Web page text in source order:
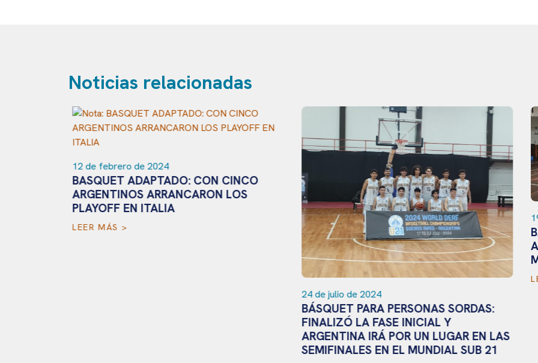
Noticias relacionadas
12 de febrero de 2024
BASQUET ADAPTADO: CON CINCO
ARGENTINOS ARRANCARON LOS
PLAYOFF EN ITALIA
LEER MÁS >
24 de julio de 2024
BÁSQUET PARA PERSONAS SORDAS:
FINALIZÓ LA FASE INICIAL Y
ARGENTINA IRÁ POR UN LUGAR EN LAS
SEMIFINALES EN EL MUNDIAL SUB 21